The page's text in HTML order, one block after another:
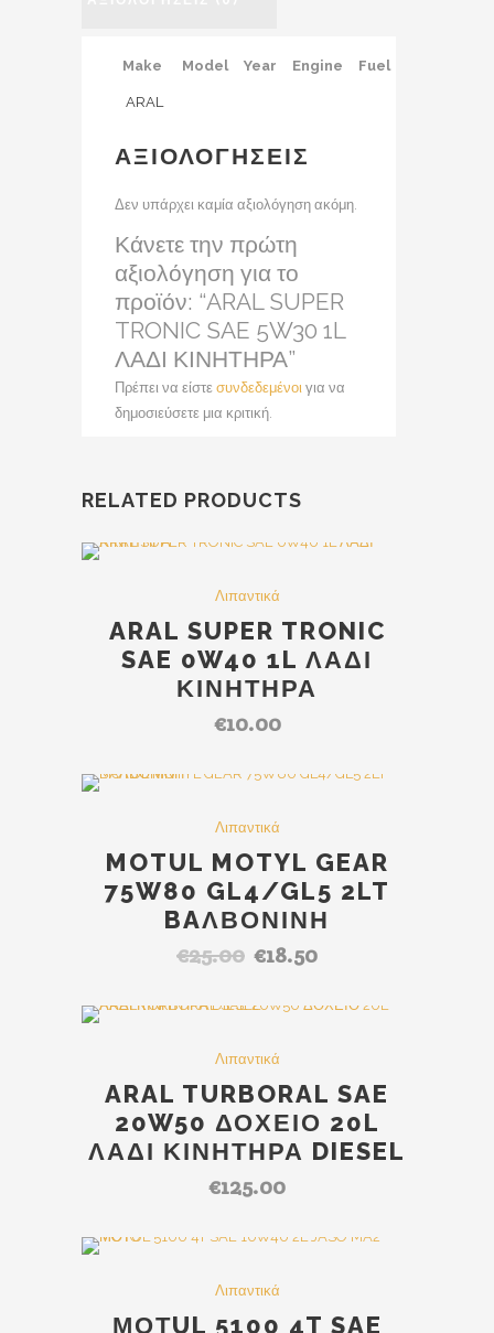
Make Model Year Engine Fuel
ARAL
ΑΞΙΟΛΟΓΉΣΕΙΣ
Δεν υπάρχει καμία αξιολόγηση ακόμη.
Κάνετε την πρώτη
αξιολόγηση για το
προϊόν: “ARAL SUPER
TRONIC SAE 5W30 1L
ΛΑΔΙ ΚΙΝΗΤΗΡΑ”
Πρέπει να είστε συνδεδεμένοι για να
δημοσιεύσετε μια κριτική.
RELATED PRODUCTS
Λιπαντικά
ARAL SUPER TRONIC
SAE 0W40 1L ΛΑΔΙ
ΚΙΝΗΤΗΡΑ
€10.00
Λιπαντικά
MOTUL MOTYL GEAR
75W80 GL4/GL5 2LT
BAΛΒΟΝΙΝΗ
€25.00 Original
was:
€18.50Η
τιμή
Λιπαντικά
ARAL TURBORAL SAE
20W50 ΔΟΧΕΙΟ 20L
ΛΑΔΙ ΚΙΝΗΤΗΡΑ DIESEL
€125.00
Λιπαντικά
ΜΟΤUL 5100 4T SAE